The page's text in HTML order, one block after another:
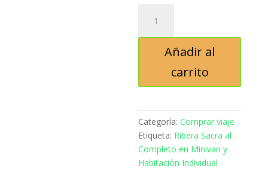
Sacra
al
Completo
Individual
cantidad
Añadir al
carrito
Categoría:Comprar viaje
Etiqueta: Ribera Sacra al
Completo en Minivan y
Habitación Individual